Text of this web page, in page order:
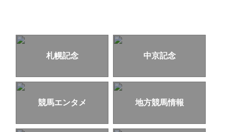
札幌記念 中京記念
競馬エンタメ 地方競馬情報